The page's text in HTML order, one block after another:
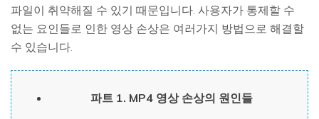
파일이 취약해질 수 있기 때문입니다. 사용자가 통제할 수
없는 요인들로 인한 영상 손상은 여러가지 방법으로 해결할
수 있습니다.
파트 1. MP4 영상 손상의 원인들